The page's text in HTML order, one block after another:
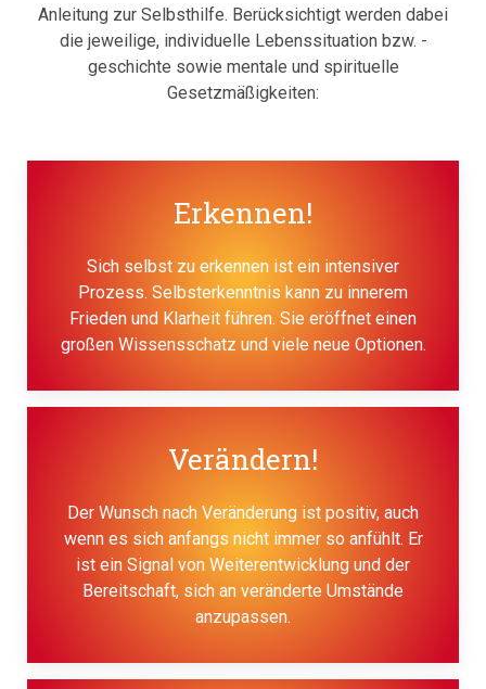
Anleitung zur Selbsthilfe. Berücksichtigt werden dabei
die jeweilige, individuelle Lebenssituation bzw. -
geschichte sowie mentale und spirituelle
Gesetzmäßigkeiten:
Erkennen!
Sich selbst zu erkennen ist ein intensiver
Prozess. Selbsterkenntnis kann zu innerem
Frieden und Klarheit führen. Sie eröffnet einen
großen Wissensschatz und viele neue Optionen.
Verändern!
Der Wunsch nach Veränderung ist positiv, auch
wenn es sich anfangs nicht immer so anfühlt. Er
ist ein Signal von Weiterentwicklung und der
Bereitschaft, sich an veränderte Umstände
anzupassen.